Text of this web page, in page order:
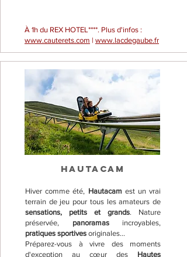
À 1h du REX HOTEL****. Plus d'infos :
www.cauterets.com | www.lacdegaube.fr
HAUTACAM
Hiver comme été, Hautacam est un vrai
terrain de jeu pour tous les amateurs de
sensations, petits et grands. Nature
préservée, panoramas incroyables,
pratiques sportives originales...
Préparez-vous à vivre des moments
d'exception au cœur des Hautes